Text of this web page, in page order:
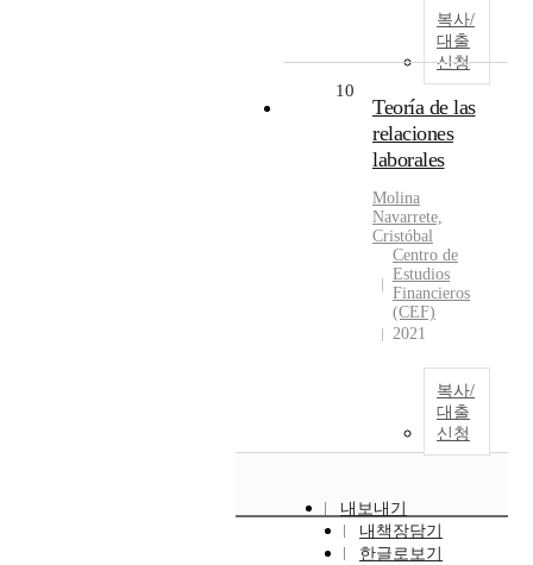
복사/
대출
신청
10
Teoría de las
relaciones
laborales
Molina
Navarrete,
Cristóbal
Centro de
Estudios
Financieros
(CEF)
2021
복사/
대출
신청
내보내기
내책장담기
한글로보기